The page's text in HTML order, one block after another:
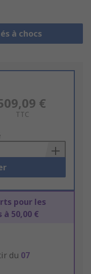
à chocs
€
TTC
pour les
50,00 €
du 07